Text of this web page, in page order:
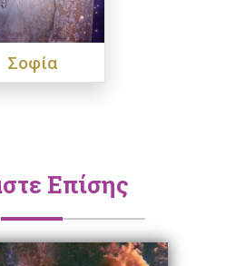
Σοφία
Επίσης